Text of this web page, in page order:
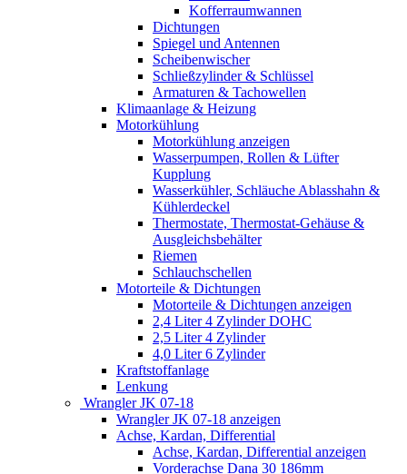
Kofferraumwannen
Dichtungen
Spiegel und Antennen
Scheibenwischer
Schließzylinder & Schlüssel
Armaturen & Tachowellen
Klimaanlage & Heizung
Motorkühlung
Motorkühlung anzeigen
Wasserpumpen, Rollen & Lüfter
Kupplung
Wasserkühler, Schläuche Ablasshahn &
Kühlerdeckel
Thermostate, Thermostat-Gehäuse &
Ausgleichsbehälter
Riemen
Schlauchschellen
Motorteile & Dichtungen
Motorteile & Dichtungen anzeigen
2,4 Liter 4 Zylinder DOHC
2,5 Liter 4 Zylinder
4,0 Liter 6 Zylinder
Kraftstoffanlage
Lenkung
Wrangler JK 07-18
Wrangler JK 07-18 anzeigen
Achse, Kardan, Differential
Achse, Kardan, Differential anzeigen
Vorderachse Dana 30 186mm